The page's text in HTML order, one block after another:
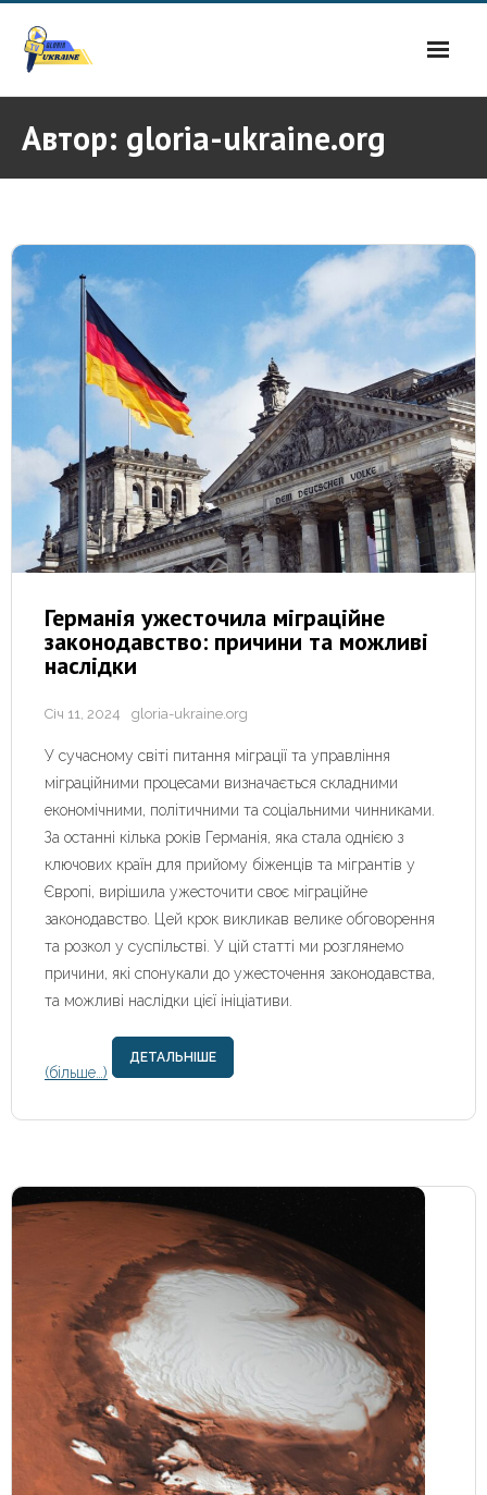
content
Автор: gloria-ukraine.org
Германія ужесточила міграційне
законодавство: причини та можливі
наслідки
Січ 11, 2024 gloria-ukraine.org
У сучасному світі питання міграції та управління
міграційними процесами визначається складними
економічними, політичними та соціальними чинниками.
За останні кілька років Германія, яка стала однією з
ключових країн для прийому біженців та мігрантів у
Європі, вирішила ужесточити своє міграційне
законодавство. Цей крок викликав велике обговорення
та розкол у суспільстві. У цій статті ми розглянемо
причини, які спонукали до ужесточення законодавства,
та можливі наслідки цієї ініціативи.
(більше…)
ДЕТАЛЬНІШЕ